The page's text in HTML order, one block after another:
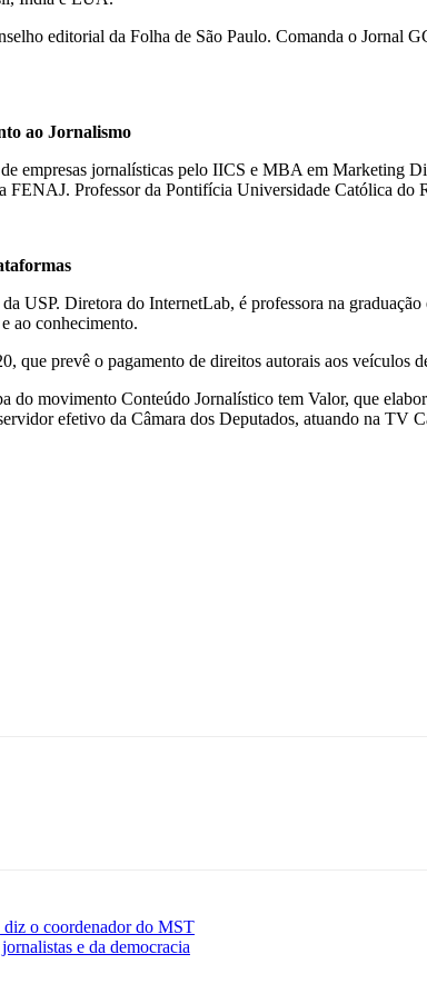
editorial da Folha de São Paulo. Comanda o Jornal
ao Jornalismo
empresas jornalísticas pelo IICS e MBA em Marketing
FENAJ. Professor da Pontifícia Universidade Católica
USP. Diretora do InternetLab, é professora na
ao conhecimento.
prevê o pagamento de direitos autorais aos veículos
movimento Conteúdo Jornalístico tem Valor, que
efetivo da Câmara dos Deputados, atuando na TV
diz o coordenador do MST
e da democracia